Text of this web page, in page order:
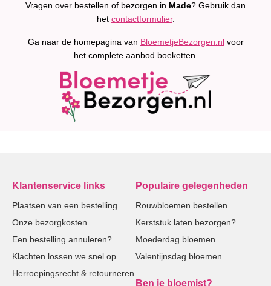
Vragen over bestellen of bezorgen in Made? Gebruik dan
het contactformulier.
Ga naar de homepagina van BloemetjeBezorgen.nlvoor
het complete aanbod boeketten.
Klantenservice links
Plaatsen van een bestelling
Onze bezorgkosten
Een bestelling annuleren?
Klachten lossen we snel op
Herroepingsrecht & retourneren
Populaire gelegenheden
Rouwbloemen bestellen
Kerststuk laten bezorgen?
Moederdag bloemen
Valentijnsdag bloemen
Ben je bloemist?